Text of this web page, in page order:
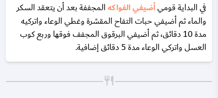
في البداية قوميأضيفي الفواكهالمجففة بعد أن يتعقد السكر
والماء ثم أضيفي حبات التفاح المقشرة وغطي الوعاء واتركيه
مدة 10 دقائق، ثم أضيفي البرقوق المجفف فوقها وربع كوب
العسل واتركي الوعاء مدة 5 دقائق إضافية.